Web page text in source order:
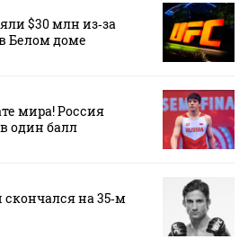
$30 млн из‑за
Белом доме
мира! Россия
один балл
скончался на 35‑м